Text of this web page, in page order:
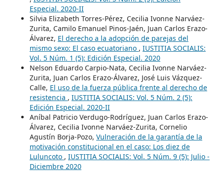
Especial. 2020-II
Silvia Elizabeth Torres-Pérez, Cecilia Ivonne Narváez-
Zurita, Camilo Emanuel Pinos-Jaén, Juan Carlos Erazo-
Álvarez, El derecho a la adopción de parejas del
mismo sexo: El caso ecuatoriano , IUSTITIA SOCIALIS:
Vol. 5 Núm. 1 (5): Edición Especial. 2020
Nelson Eduardo Carpio-Nata, Cecilia Ivonne Narváez-
Zurita, Juan Carlos Erazo-Álvarez, José Luis Vázquez-
Calle, El uso de la fuerza pública frente al derecho de
resistencia , IUSTITIA SOCIALIS: Vol. 5 Núm. 2 (5):
Edición Especial. 2020-II
Aníbal Patricio Verdugo-Rodríguez, Juan Carlos Erazo-
Álvarez, Cecilia Ivonne Narváez-Zurita, Cornelio
Agustín Borja-Pozo, Vulneración de la garantía de la
motivación constitucional en el caso: Los diez de
Luluncoto , IUSTITIA SOCIALIS: Vol. 5 Núm. 9 (5): Julio -
Diciembre 2020